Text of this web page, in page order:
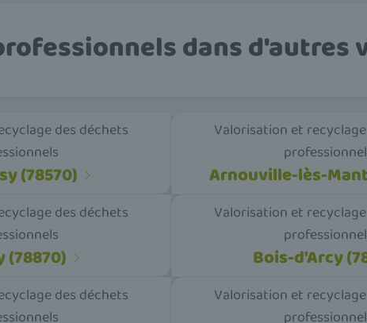
dans d'autres
des déchets
(78570)
Valorisation et
Arnouville-lès-
des déchets
(78870)
Valorisation et
Bois-d'Arcy
des déchets
Valorisation et